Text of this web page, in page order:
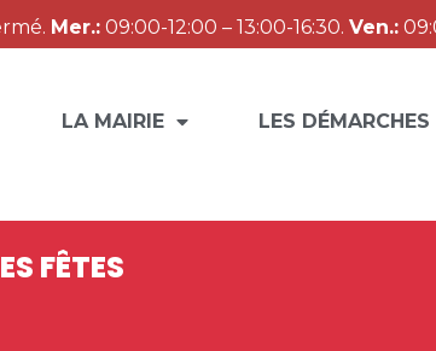
Mer.: 09:00-12:00 – 13:00-16:30. Ven.:
LA MAIRIE LES DÉMARCHES
FÊTES